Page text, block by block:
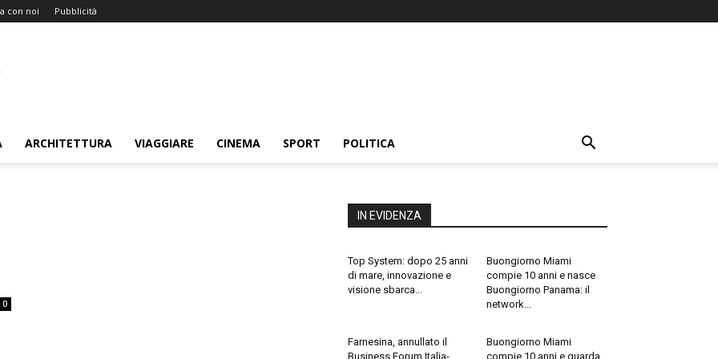
con noi Pubblicità
ARCHITETTURA VIAGGIARE CINEMA SPORT POLITICA
0
IN EVIDENZA
Top System: dopo 25 anni
di mare, innovazione e
visione sbarca...
Buongiorno Miami
compie 10 anni e nasce
Buongiorno Panama: il
network...
Farnesina, annullato il
Business Forum Italia-
Buongiorno Miami
compie 10 anni e guarda